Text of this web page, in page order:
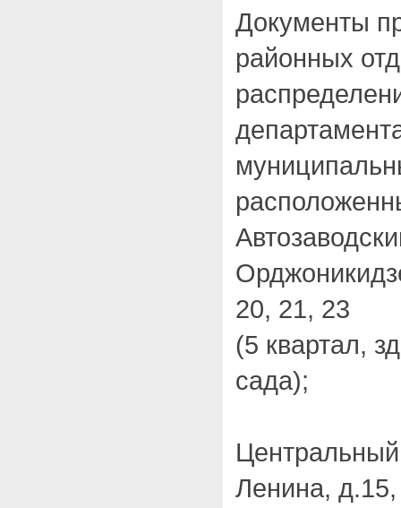
Документы
районных
20, 21, 23
(5 квартал,
сада);
Ленина,